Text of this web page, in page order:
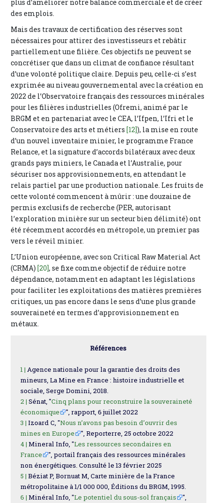
plus d’améliorer notre balance commerciale et de créer
des emplois.
Mais des travaux de certification des réserves sont
nécessaires pour attirer des investisseurs et rebâtir
partiellement une filière. Ces objectifs ne peuvent se
concrétiser que dans un climat de confiance résultant
d’une volonté politique claire. Depuis peu, celle-ci s’est
exprimée au niveau gouvernemental avec la création en
2022 de l’Observatoire français des ressources minérales
pour les filières industrielles (Ofremi, animé par le
BRGM et en partenariat avec le CEA, l’Ifpen, l’Ifri et le
Conservatoire des arts et métiers[12]), la mise en route
d’un nouvel inventaire minier, le programme France
Relance, et la signature d’accords bilatéraux avec deux
grands pays miniers, le Canada et l’Australie, pour
sécuriser nos approvisionnements, en attendant le
relais partiel par une production nationale. Les fruits de
cette volonté commencent à mûrir : une douzaine de
permis exclusifs de recherche (PER, autorisant
l’exploration minière sur un secteur bien délimité) ont
été récemment accordés en métropole, un premier pas
vers le réveil minier.
L’Union européenne, avec son Critical Raw Material Act
(CRMA)[20], se fixe comme objectif de réduire notre
dépendance, notamment en adaptant les législations
pour faciliter les exploitations des matières premières
critiques, un pas encore dans le sens d’une plus grande
souveraineté en termes d’approvisionnement en
métaux.
Références
1 | Agence nationale pour la garantie des droits des
mineurs, La Mine en France : histoire industrielle et
sociale, Serge Domini, 2018.
2 | Sénat, "Cinq plans pour reconstruire la souveraineté
économique
", rapport, 6 juillet 2022
3 | Izoard C, "Nous n’avons pas besoin d’ouvrir des
mines en Europe
", Reporterre, 25 octobre 2022
4 | Mineral Info, "Les ressources secondaires en
France
", portail français des ressources minérales
non énergétiques. Consulté le 13 février 2025
5 | Béziat P, Bornuat M, Carte minière de la France
métropolitaine à 1/1 000 000, Éditions du BRGM, 1995.
6 | Minéral Info, "Le potentiel du sous-sol français
",